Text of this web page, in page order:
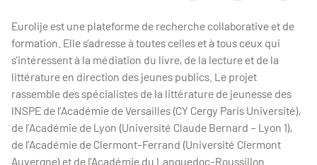
Eurolije est une plateforme de recherche collaborative et de
formation. Elle s’adresse à toutes celles et à tous ceux qui
s’intéressent à la médiation du livre, de la lecture et de la
littérature en direction des jeunes publics. Le projet
rassemble des spécialistes de la littérature de jeunesse des
INSPE de l’Académie de Versailles (CY Cergy Paris Université),
de l’Académie de Lyon (Université Claude Bernard – Lyon 1),
de l’Académie de Clermont-Ferrand (Université Clermont
Auvergne) et de l’Académie du Languedoc-Roussillon